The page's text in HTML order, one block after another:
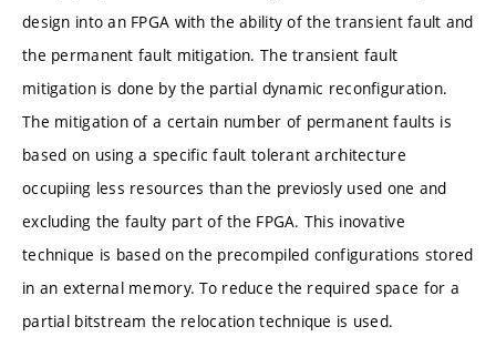
design into an FPGA with the ability of the transient fault and
the permanent fault mitigation. The transient fault
mitigation is done by the partial dynamic reconfiguration.
The mitigation of a certain number of permanent faults is
based on using a specific fault tolerant architecture
occupiing less resources than the previosly used one and
excluding the faulty part of the FPGA. This inovative
technique is based on the precompiled configurations stored
in an external memory. To reduce the required space for a
partial bitstream the relocation technique is used.